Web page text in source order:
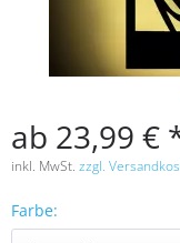
ab 23,99 €
inkl. MwSt. zzgl.
Farbe: